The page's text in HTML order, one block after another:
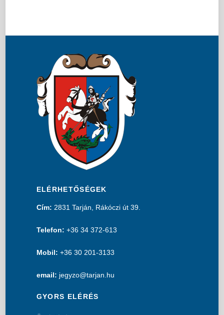
ELÉRHETŐSÉGEK
Cím: 2831 Tarján, Rákóczi út 39.
Telefon: +36 34 372-613
Mobil: +36 30 201-3133
email: jegyzo@tarjan.hu
GYORS ELÉRÉS